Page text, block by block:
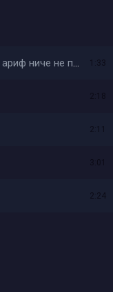
ниче не помню 1:33
2:11
2:24